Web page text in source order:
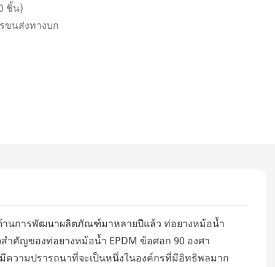
ชิ้น)
ขนส่งทางบก
านการพัฒนาผลิตภัณฑ์มาหลายปีแล้ว ท่อยางหม้อน้ำ
ำคัญของท่อยางหม้อน้ำ EPDM ข้อศอก 90 องศา
ความปรารถนาที่จะเป็นหนึ่งในองค์กรที่มีอิทธิพลมาก